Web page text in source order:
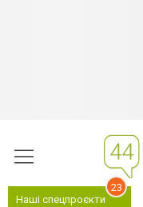
Наші спецпроєкти
23